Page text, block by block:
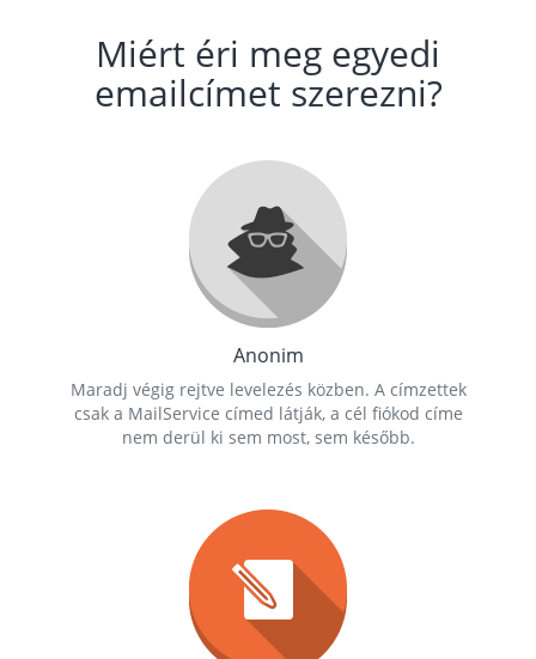
Miért éri meg egyedi
emailcímet szerezni?
Anonim
Maradj végig rejtve levelezés közben. A címzettek
csak a MailService címed látják, a cél fiókod címe
nem derül ki sem most, sem később.